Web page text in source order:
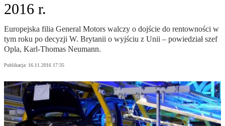
2016 r.
Europejska filia General Motors walczy o dojście do rentowności w
tym roku po decyzji W. Brytanii o wyjściu z Unii – powiedział szef
Opla, Karl-Thomas Neumann.
Publikacja: 16.11.2016 17:35